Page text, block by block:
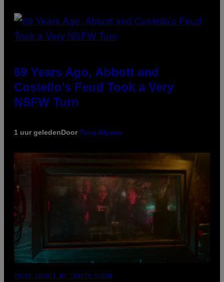
69 Years Ago, Abbott and
Costello’s Feud Took a Very
NSFW Turn
1 uur geledenDoorTony Alpsen
PHOTO CREDIT BY TRAVIS SHINN